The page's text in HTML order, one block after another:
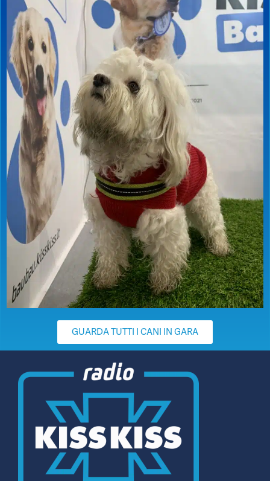
GUARDA TUTTI I CANI IN GARA